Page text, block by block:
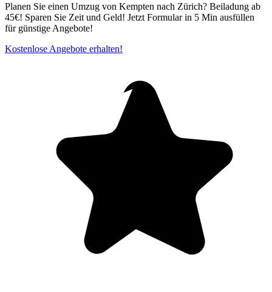
Planen Sie einen Umzug von Kempten nach Zürich? Beiladung ab
45€! Sparen Sie Zeit und Geld! Jetzt Formular in 5 Min ausfüllen
für günstige Angebote!
Kostenlose Angebote erhalten!